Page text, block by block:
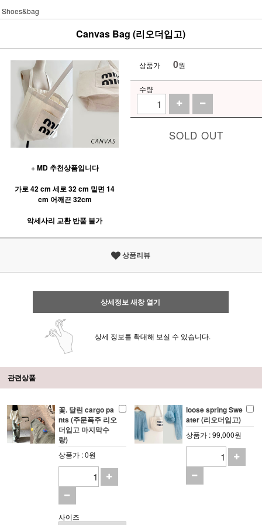
Shoes&bag
Canvas Bag (리오더입고)
+ MD 추천상품입니다
가로 42 cm 세로 32 cm 밑면 14
cm 어깨끈 32cm
악세사리 교환 반품 불가
상품가 0원
수량
SOLD OUT
상품리뷰
상세정보 새창 열기
상세 정보를 확대해 보실 수 있습니다.
관련상품
꽃. 달린 cargo pa
nts (주문폭주 리오
더입고 마지막수
량)
상품가 : 0원
사이즈
loose spring Swe
ater (리오더입고)
상품가 : 99,000원